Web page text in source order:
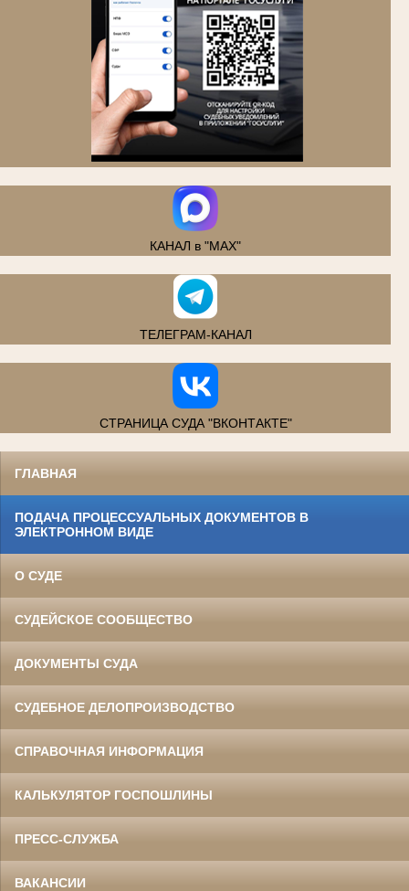
КАНАЛ в "MAX"
ТЕЛЕГРАМ-КАНАЛ
СТРАНИЦА СУДА "ВКОНТАКТЕ"
ГЛАВНАЯ
ПОДАЧА ПРОЦЕССУАЛЬНЫХ ДОКУМЕНТОВ В
ЭЛЕКТРОННОМ ВИДЕ
О СУДЕ
СУДЕЙСКОЕ СООБЩЕСТВО
ДОКУМЕНТЫ СУДА
СУДЕБНОЕ ДЕЛОПРОИЗВОДСТВО
СПРАВОЧНАЯ ИНФОРМАЦИЯ
КАЛЬКУЛЯТОР ГОСПОШЛИНЫ
ПРЕСС-СЛУЖБА
ВАКАНСИИ